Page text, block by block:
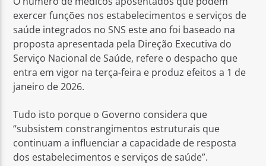
exercer funções nos estabelecimentos e serviços de
saúde integrados no SNS este ano foi baseado na
proposta apresentada pela Direção Executiva do
Serviço Nacional de Saúde, refere o despacho que
entra em vigor na terça-feira e produz efeitos a 1 de
janeiro de 2026.
Tudo isto porque o Governo considera que
“subsistem constrangimentos estruturais que
continuam a influenciar a capacidade de resposta
dos estabelecimentos e serviços de saúde”.